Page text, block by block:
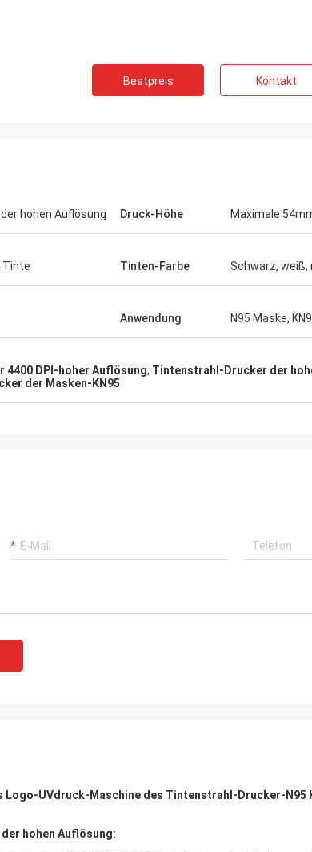
Bestpreis Kontakt
hohen Auflösung Druck-Höhe Maximale
Tinte Tinten-Farbe Schwarz, weiß,
Anwendung N95 Maske,
DPI-hoher Auflösung, Tintenstrahl-Drucker der
der Masken-KN95
Logo-UVdruck-Maschine des Tintenstrahl-Drucker-N95
hohen Auflösung: